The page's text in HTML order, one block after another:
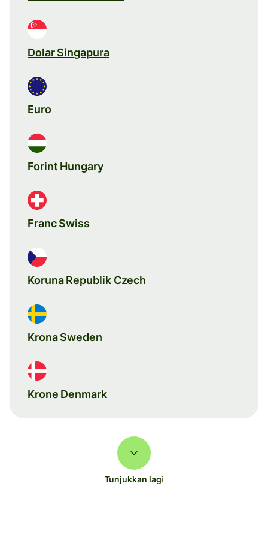
Dolar Singapura
Euro
Forint Hungary
Franc Swiss
Koruna Republik Czech
Krona Sweden
Krone Denmark
Tunjukkan lagi